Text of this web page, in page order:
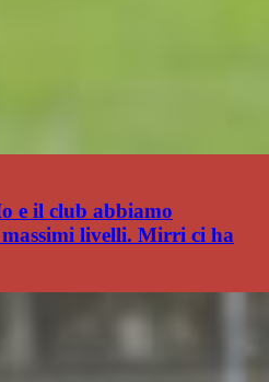
e il club abbiamo
livelli. Mirri ci ha